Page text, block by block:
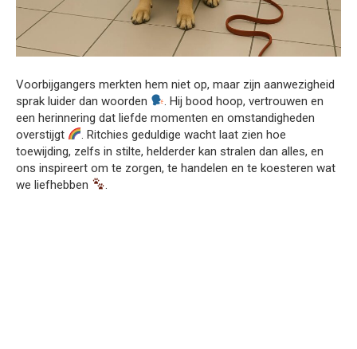
Voorbijgangers merkten hem niet op, maar zijn aanwezigheid
sprak luider dan woorden
. Hij bood hoop, vertrouwen en
een herinnering dat liefde momenten en omstandigheden
overstijgt
. Ritchies geduldige wacht laat zien hoe
toewijding, zelfs in stilte, helderder kan stralen dan alles, en
ons inspireert om te zorgen, te handelen en te koesteren wat
we liefhebben